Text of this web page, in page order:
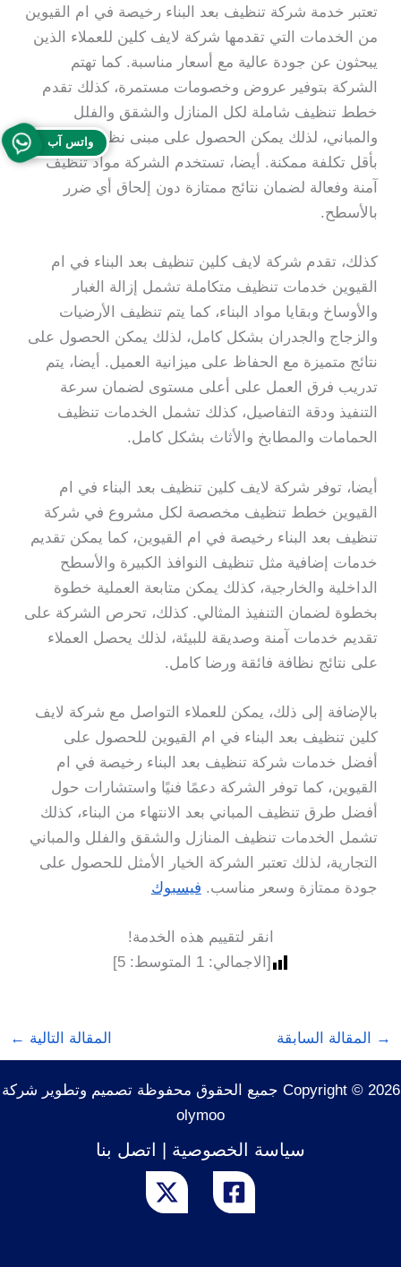
تعتبر خدمة شركة تنظيف بعد البناء رخيصة في ام القيوين
من الخدمات التي تقدمها شركة لايف كلين للعملاء الذين
يبحثون عن جودة عالية مع أسعار مناسبة. كما تهتم
الشركة بتوفير عروض وخصومات مستمرة، كذلك تقدم
خطط تنظيف شاملة لكل المنازل والشقق والفلل
والمباني، لذلك يمكن الحصول على مبنى نظيف بالكامل
بأقل تكلفة ممكنة. أيضا، تستخدم الشركة مواد تنظيف
آمنة وفعالة لضمان نتائج ممتازة دون إلحاق أي ضرر
بالأسطح.
كذلك، تقدم شركة لايف كلين تنظيف بعد البناء في ام
القيوين خدمات تنظيف متكاملة تشمل إزالة الغبار
والأوساخ وبقايا مواد البناء، كما يتم تنظيف الأرضيات
والزجاج والجدران بشكل كامل، لذلك يمكن الحصول على
نتائج متميزة مع الحفاظ على ميزانية العميل. أيضا، يتم
تدريب فرق العمل على أعلى مستوى لضمان سرعة
التنفيذ ودقة التفاصيل، كذلك تشمل الخدمات تنظيف
الحمامات والمطابخ والأثاث بشكل كامل.
أيضا، توفر شركة لايف كلين تنظيف بعد البناء في ام
القيوين خطط تنظيف مخصصة لكل مشروع في شركة
تنظيف بعد البناء رخيصة في ام القيوين، كما يمكن تقديم
خدمات إضافية مثل تنظيف النوافذ الكبيرة والأسطح
الداخلية والخارجية، كذلك يمكن متابعة العملية خطوة
بخطوة لضمان التنفيذ المثالي. كذلك، تحرص الشركة على
تقديم خدمات آمنة وصديقة للبيئة، لذلك يحصل العملاء
على نتائج نظافة فائقة ورضا كامل.
بالإضافة إلى ذلك، يمكن للعملاء التواصل مع شركة لايف
كلين تنظيف بعد البناء في ام القيوين للحصول على
أفضل خدمات شركة تنظيف بعد البناء رخيصة في ام
القيوين، كما توفر الشركة دعمًا فنيًا واستشارات حول
أفضل طرق تنظيف المباني بعد الانتهاء من البناء، كذلك
تشمل الخدمات تنظيف المنازل والشقق والفلل والمباني
التجارية، لذلك تعتبر الشركة الخيار الأمثل للحصول على
جودة ممتازة وسعر مناسب. فيسبوك
انقر لتقييم هذه الخدمة!
[الاجمالي:1 المتوسط:5
]
→ المقالة السابقة المقالة التالية ←
Copyright © 2026 جميع الحقوق محفوظة تصميم وتطوير شركة
olymoo
سياسة الخصوصية | اتصل بنا
واتس آب